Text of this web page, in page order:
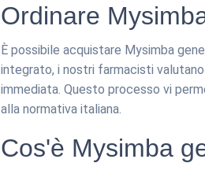
Ordinare
È possibile acquistare Mysimba
integrato, i nostri farmacisti
immediata. Questo processo vi
alla normativa italiana.
Cos'è Mysimba